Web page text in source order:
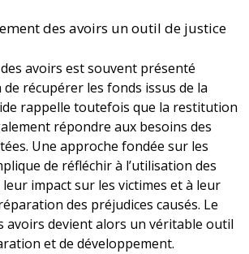
des avoirs un outil de justice
avoirs est souvent présenté
récupérer les fonds issus de la
rappelle toutefois que la restitution
répondre aux besoins des
Une approche fondée sur les
de réfléchir à l’utilisation des
impact sur les victimes et à leur
des préjudices causés. Le
avoirs devient alors un véritable outil
et de développement.